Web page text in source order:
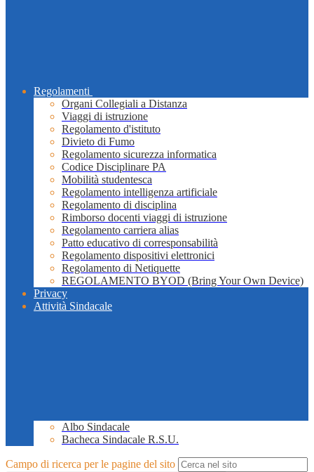
Regolamenti
Organi Collegiali a Distanza
Viaggi di istruzione
Regolamento d'istituto
Divieto di Fumo
Regolamento sicurezza informatica
Codice Disciplinare PA
Mobilità studentesca
Regolamento intelligenza artificiale
Regolamento di disciplina
Rimborso docenti viaggi di istruzione
Regolamento carriera alias
Patto educativo di corresponsabilità
Regolamento dispositivi elettronici
Regolamento di Netiquette
REGOLAMENTO BYOD (Bring Your Own Device)
Privacy
Attività Sindacale
Albo Sindacale
Bacheca Sindacale R.S.U.
Campo di ricerca per le pagine del sito